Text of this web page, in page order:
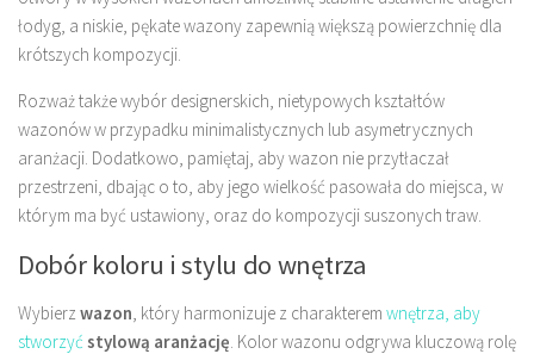
łodyg, a niskie, pękate wazony zapewnią większą powierzchnię dla
krótszych kompozycji.
Rozważ także wybór designerskich, nietypowych kształtów
wazonów w przypadku minimalistycznych lub asymetrycznych
aranżacji. Dodatkowo, pamiętaj, aby wazon nie przytłaczał
przestrzeni, dbając o to, aby jego wielkość pasowała do miejsca, w
którym ma być ustawiony, oraz do kompozycji suszonych traw.
Dobór koloru i stylu do wnętrza
Wybierz wazon , który harmonizuje z charakterem wnętrza, aby
stworzyć stylową aranżację . Kolor wazonu odgrywa kluczową rolę